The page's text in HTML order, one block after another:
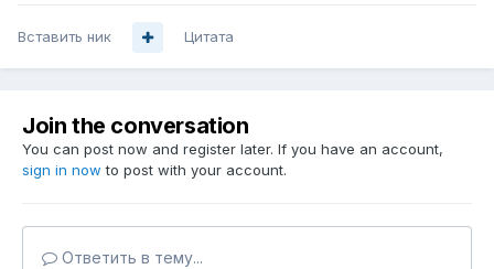
Вставить ник Цитата
Join the conversation
You can post now and register later. If you have an account,
sign in now to post with your account.
Ответить в тему...